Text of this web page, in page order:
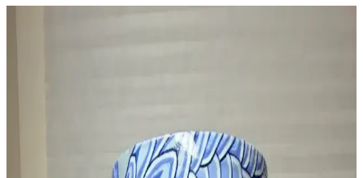
Seramik ve El İşi Malzemeleri: GLANCE Seramik
Kili ve Çeşitli Aksesuarlar